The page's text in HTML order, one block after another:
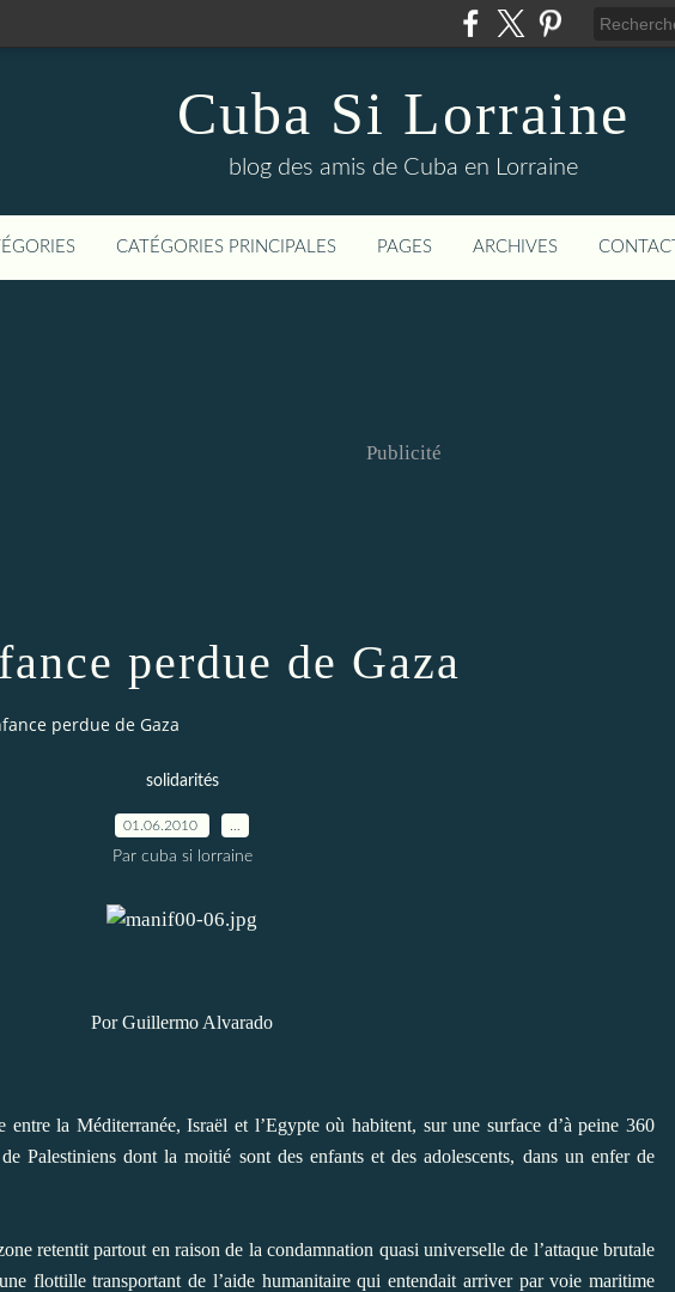
Cuba Si Lorraine
blog des amis de Cuba en Lorraine
CATÉGORIES PRINCIPALES PAGES ARCHIVES CONTACT
Publicité
perdue de Gaza
perdue de Gaza
solidarités
01.06.2010
Par cuba si lorraine
Por Guillermo Alvarado
entre la Méditerranée, Israël et l’Egypte où habitent, sur une surface d’à peine 360
Palestiniens dont la moitié sont des enfants et des adolescents, dans un enfer de
retentit partout en raison de la condamnation quasi universelle de l’attaque brutale
flottille transportant de l’aide humanitaire qui entendait arriver par voie maritime